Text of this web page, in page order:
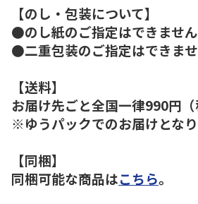
【のし・包装について】
●のし紙のご指定はできません
●二重包装のご指定はできませ
【送料】
お届け先ごと全国一律990円（
※ゆうパックでのお届けとなり
【同梱】
同梱可能な商品はこちら。